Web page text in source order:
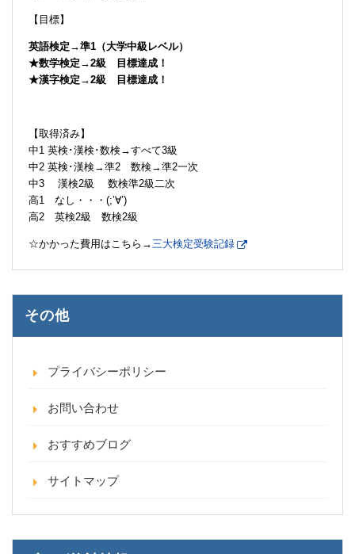
【目標】
英語検定→準1（大学中級レベル）
★数学検定→2級 目標達成！
★漢字検定→2級 目標達成！
【取得済み】
中1 英検･漢検･数検→すべて3級
中2 英検･漢検→準2 数検→準2一次
中3 漢検2級 数検準2級二次
高1 なし・・・(;’∀’)
高2 英検2級 数検2級
☆かかった費用はこちら→三大検定受験記録
その他
プライバシーポリシー
お問い合わせ
おすすめブログ
サイトマップ